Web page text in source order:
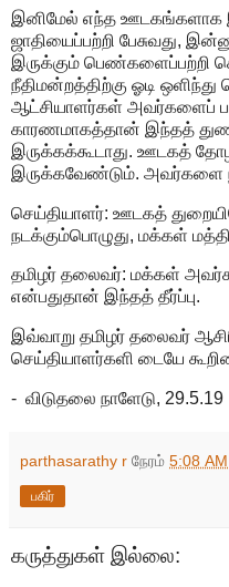
இனிமேல் எந்த ஊடகங்களாக
ஜாதியைப்பற்றி பேசுவது,
இருக்கும் பெண்களைப்பற்றி
நீதிமன்றத்திற்கு ஓடி ஒளிந்து
ஆட்சியாளர்கள் அவர்களைப்
காரணமாகத்தான் இந்தத்
இருக்கக்கூடாது. ஊடகத்
இருக்கவேண்டும். அவர்களை
செய்தியாளர்: ஊடகத்
நடக்கும்பொழுது, மக்கள்
தமிழர் தலைவர்: மக்கள்
என்பதுதான் இந்தத் தீர்ப்பு.
இவ்வாறு தமிழர் தலைவர்
செய்தியாளர்களி டையே
- விடுதலை நாளேடு, 29.5.19
parthasarathy r நேரம் 5:08 AM
பகிர்
கருத்துகள் இல்லை: